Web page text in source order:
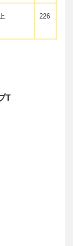
226
T